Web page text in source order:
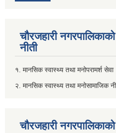
चौरजहारी
नीती
१. मानसिक स्वास्थ्य तथा मनोपरामर्श सेवा
२. मानसिक स्वास्थ्य तथा मनोसामाजिक
चौरजहारी